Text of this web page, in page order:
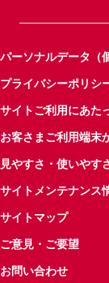
パーソナルデータ（
プライバシーポリシ
サイトご利用にあた
お客さまご利用端末
見やすさ・使いやす
サイトメンテナンス
サイトマップ
ご意見・ご要望
お問い合わせ